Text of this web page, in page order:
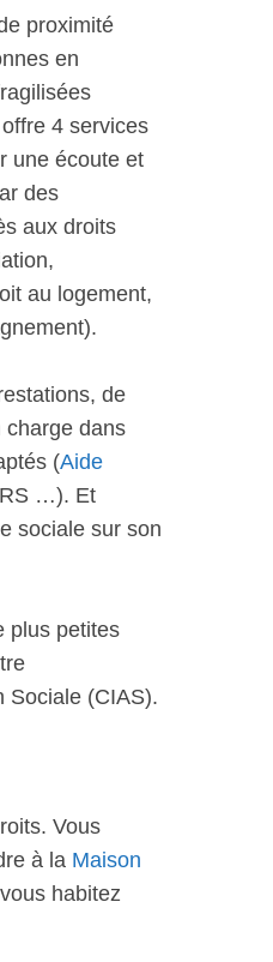
proximité
en
4 services
une écoute et
des
aux droits
au logement,
de
charge dans
(Aide
…). Et
sociale sur son
plus petites
Sociale (CIAS).
Vous
à la Maison
habitez